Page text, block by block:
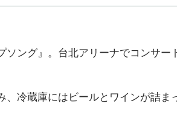
ング』。台北アリーナでコンサ
冷蔵庫にはビールとワインが詰ま